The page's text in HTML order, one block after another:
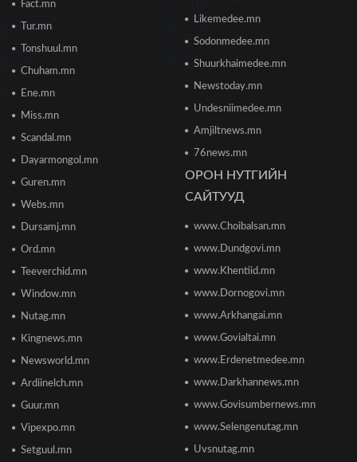
Борооны ус зайлуулах худаг, шугам руу ахуйн
2026/06/20 11:04
Б.Даваадалай: Уурхайн менежментээс
Сонсголгүй төрийн СОНСГОЛ-2
2026/06/19 10:17
Сонсголгүй төрийн СОНСГОЛ-2
Монгол Улсын дэлхийд өрсөлдөх чадвар 75
улсаас 67-рт бичигджээ
ТӨВҮҮДИЙН БАЙРШИЛ
Fact.mn
Tur.mn
Tonshuul.mn
Chuham.mn
Ene.mn
Miss.mn
Scandal.mn
Dayarmongol.mn
Guren.mn
Webs.mn
Dursamj.mn
Ord.mn
Teeverchid.mn
Window.mn
Nutag.mn
Kingnews.mn
Newsworld.mn
Ardiinelch.mn
Guur.mn
Vipexpo.mn
Setguul.mn
Likemedee.mn
Sodonmedee.mn
Shuurkhaimedee.mn
Newstoday.mn
Undesniimedee.mn
Amjiltnews.mn
76news.mn
ОРОН НУТГИЙН
САЙТУУД
www.Choibalsan.mn
www.Dundgovi.mn
www.Khentiid.mn
www.Dornogovi.mn
www.Arkhangai.mn
www.Govialtai.mn
www.Erdenetmedee.mn
www.Darkhannews.mn
www.Govisumbernews.mn
www.Selengenutag.mn
Uvsnutag.mn